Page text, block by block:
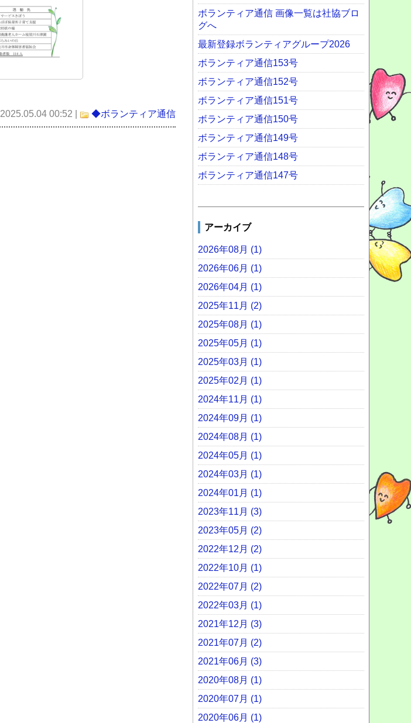
2025.05.04 00:52 | ◆ボランティア通信
ボランティア通信 画像一覧は社協ブロ
グへ
最新登録ボランティアグループ2026
ボランティア通信153号
ボランティア通信152号
ボランティア通信151号
ボランティア通信150号
ボランティア通信149号
ボランティア通信148号
ボランティア通信147号
アーカイブ
2026年08月 (1)
2026年06月 (1)
2026年04月 (1)
2025年11月 (2)
2025年08月 (1)
2025年05月 (1)
2025年03月 (1)
2025年02月 (1)
2024年11月 (1)
2024年09月 (1)
2024年08月 (1)
2024年05月 (1)
2024年03月 (1)
2024年01月 (1)
2023年11月 (3)
2023年05月 (2)
2022年12月 (2)
2022年10月 (1)
2022年07月 (2)
2022年03月 (1)
2021年12月 (3)
2021年07月 (2)
2021年06月 (3)
2020年08月 (1)
2020年07月 (1)
2020年06月 (1)